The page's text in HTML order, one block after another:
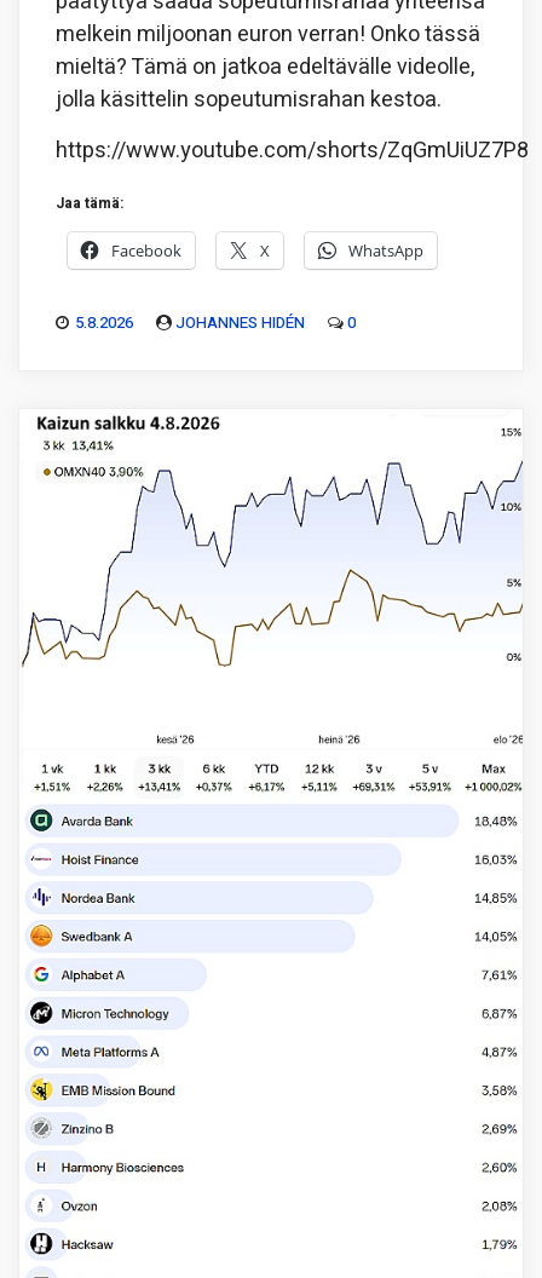
melkein miljoonan euron verran! Onko tässä
mieltä? Tämä on jatkoa edeltävälle videolle,
jolla käsittelin sopeutumisrahan kestoa.
https://www.youtube.com/shorts/ZqGmUiUZ7P8
Jaa tämä:
Facebook X WhatsApp
5.8.2026 JOHANNES HIDÉN 0